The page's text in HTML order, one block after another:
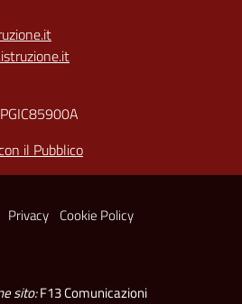
il Pubblico
Privacy Cookie Policy
sito:F13 Comunicazioni